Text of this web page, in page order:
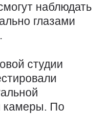
наблюдать
глазами
студии
камеры. По